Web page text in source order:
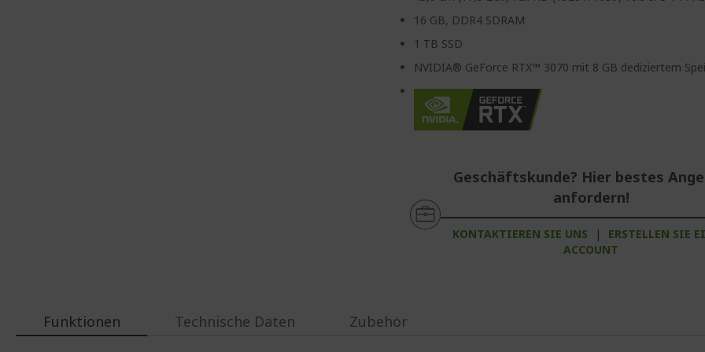
16 GB, DDR4 SDRAM
1 TB SSD
NVIDIA® GeForce RTX™ 3070 mit 8 GB dediziertem
Geschäftskunde? Hier bestes
anfordern!
KONTAKTIEREN SIE UNS |
ERSTELLEN SIE
ACCOUNT
Funktionen Technische Daten Zubehör